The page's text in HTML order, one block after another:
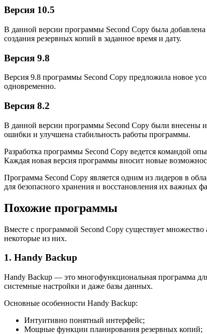
Версия 10.5
В данной версии программы Second Copy была добавлена
создания резервных копий в заданное время и дату.
Версия 9.8
Версия 9.8 программы Second Copy предложила новое
одновременно.
Версия 8.2
В данной версии программы Second Copy были внесены
ошибки и улучшена стабильность работы программы.
Разработка программы Second Copy ведется командой
Каждая новая версия программы вносит новые
Программа Second Copy является одним из лидеров в
для безопасного хранения и восстановления их важных
Похожие программы
Вместе с программой Second Copy существует
некоторые из них.
1. Handy Backup
Handy Backup — это многофункциональная программа
системные настройки и даже базы данных.
Основные особенности Handy Backup:
Интуитивно понятный интерфейс;
Мощные функции планирования резервных копий;